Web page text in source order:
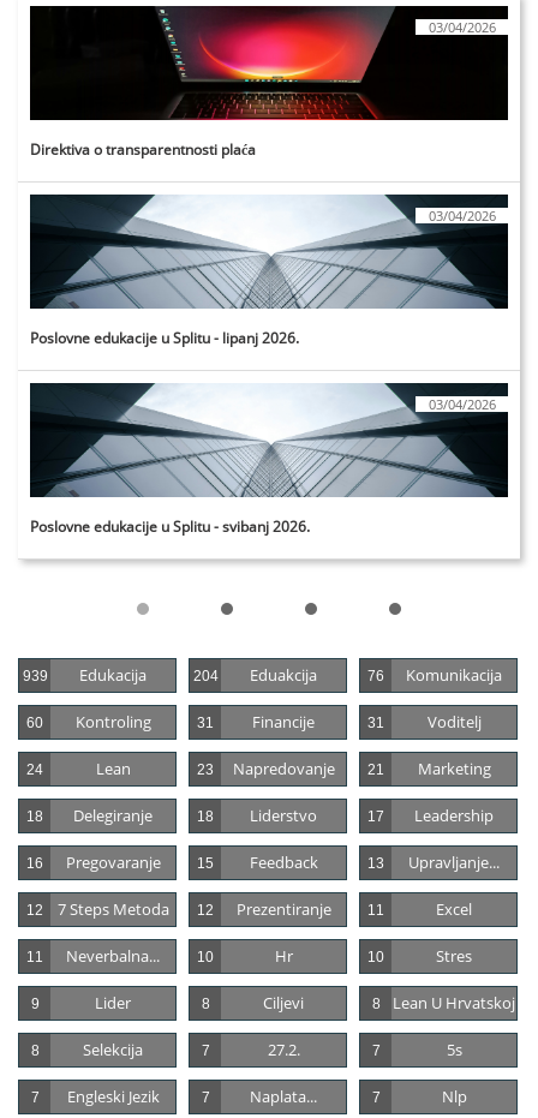
Direktiva o transparentnosti plaća
03/04/2026
Poslovne edukacije u Splitu - lipanj 2026.
03/04/2026
Poslovne edukacije u Splitu - svibanj 2026.
03/04/2026
Edukacija
939 Eduakcija
204 Komunikacija
76
Kontroling
60 Financije
31 Voditelj
31
Lean
24 Napredovanje
23 Marketing
21
Delegiranje
18 Liderstvo
18 Leadership
17
Pregovaranje
16 Feedback
15 Upravljanje...
13
7 Steps Metoda
12 Prezentiranje
12 Excel
11
Neverbalna...
11 Hr
10 Stres
10
Lider
9 Ciljevi
8 Lean U Hrvatskoj
8
Selekcija
8 27.2.
7 5s
7
Engleski Jezik
7 Naplata...
7 Nlp
7